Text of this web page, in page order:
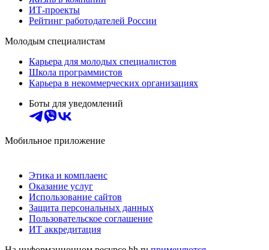
ИТ-проекты
Рейтинг работодателей России
Молодым специалистам
Карьера для молодых специалистов
Школа программистов
Карьера в некоммерческих организациях
Боты для уведомлений
Мобильное приложение
Этика и комплаенс
Оказание услуг
Использование сайтов
Защита персональных данных
Пользовательское соглашение
ИТ аккредитация